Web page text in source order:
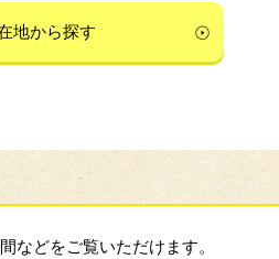
地から探す
などをご覧いただけます。